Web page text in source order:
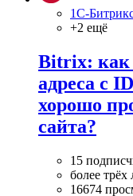
1С-
+2 ещё
Bitrix: как
адреса с
хорошо
сайта?
15
более трёх
16674